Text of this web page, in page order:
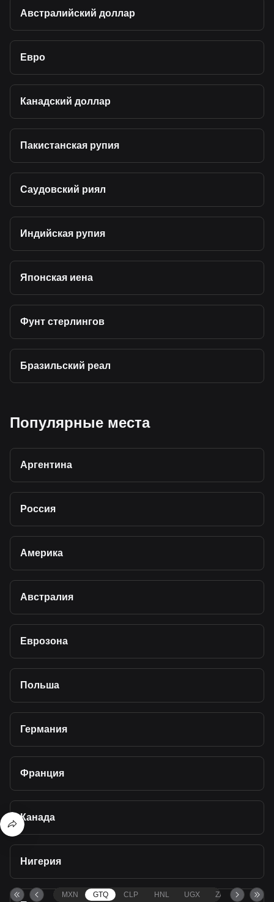
Австралийский доллар
Евро
Канадский доллар
Пакистанская рупия
Саудовский риял
Индийская рупия
Японская иена
Фунт стерлингов
Бразильский реал
Популярные места
Аргентина
Россия
Америка
Австралия
Еврозона
Польша
Германия
Франция
Канада
Нигерия
MXN GTQ CLP HNL UGX ZAR TND